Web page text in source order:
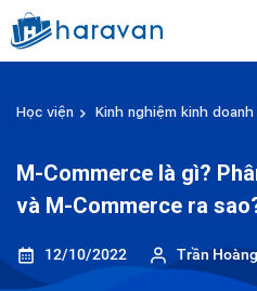
Học viện Kinh nghiệm kinh doanh
M-Commerce là gì?
và M-Commerce ra
12/10/2022 Trần